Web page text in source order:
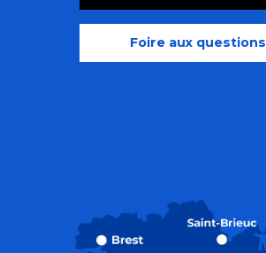
Foire aux questions